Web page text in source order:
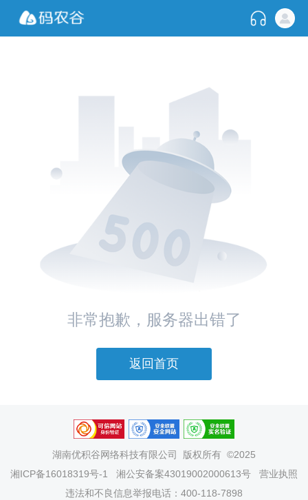
非常抱歉，服务器出错了
返回首页
湖南优积谷网络科技有限公司
版权所有 ©2025
湘ICP备16018319号-1
湘公安备案43019002000613号
营业执照
违法和不良信息举报电话：400-118-7898